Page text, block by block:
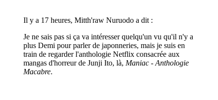
Il y a 17 heures, Mitth'raw Nuruodo a dit :
Je ne sais pas si ça va intéresser quelqu'un vu qu'il n'y a
plus Demi pour parler de japonneries, mais je suis en
train de regarder l'anthologie Netflix consacrée aux
mangas d'horreur de Junji Ito, là, Maniac - Anthologie
Macabre.